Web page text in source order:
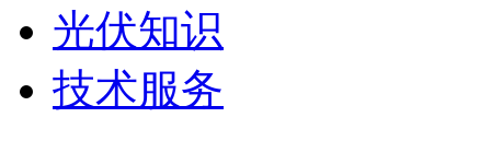
光伏知识
技术服务